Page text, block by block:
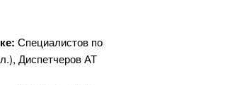
Специалистов по
Диспетчеров АТ